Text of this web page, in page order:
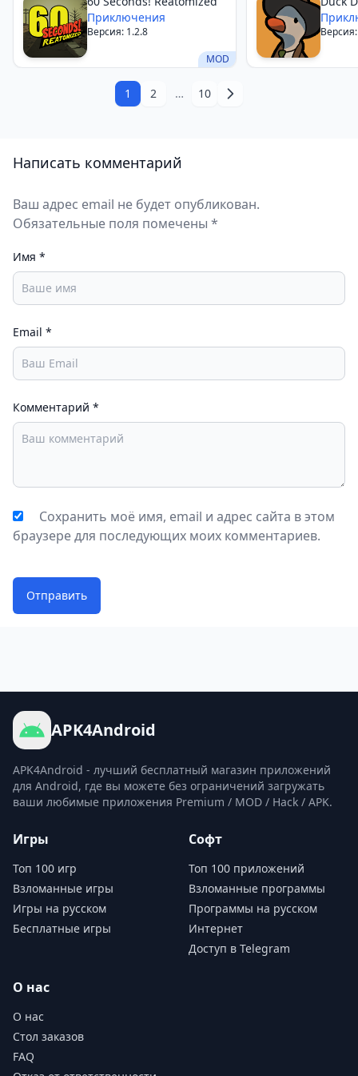
достойны звания легенды.
MOD
Приключения
Версия: 1.2.8
1 2 … 10
Написать комментарий
Ваш адрес email не будет опубликован.
Обязательные поля помечены *
Имя *
Email *
Комментарий *
Сохранить моё имя, email и адрес сайта в этом
браузере для последующих моих комментариев.
Отправить
APK4Android
APK4Android - лучший бесплатный магазин приложений
для Android, где вы можете без ограничений загружать
ваши любимые приложения Premium / MOD / Hack / APK.
Игры
Топ 100 игр
Взломанные игры
Игры на русском
Бесплатные игры
Софт
Топ 100 приложений
Взломанные программы
Программы на русском
Интернет
Доступ в Telegram
О нас
О нас
Стол заказов
FAQ